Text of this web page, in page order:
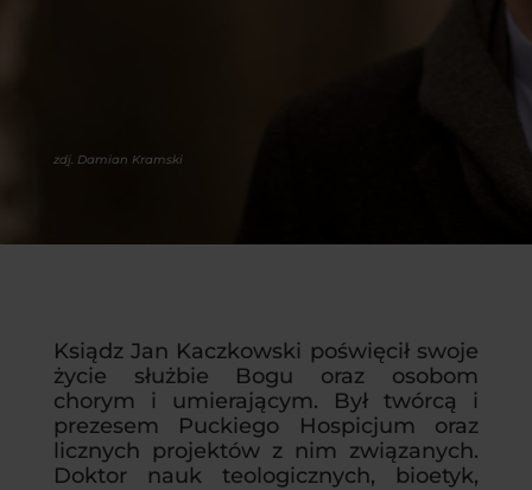
zdj. Damian Kramski
Ksiądz Jan Kaczkowski poświęcił swoje
życie służbie Bogu oraz osobom
chorym i umierającym. Był twórcą i
prezesem Puckiego Hospicjum oraz
licznych projektów z nim związanych.
Doktor nauk teologicznych, bioetyk,